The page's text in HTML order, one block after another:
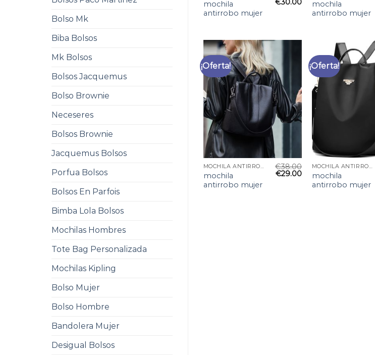
Bolso Mk
Biba Bolsos
Mk Bolsos
Bolsos Jacquemus
Bolso Brownie
Neceseres
Bolsos Brownie
Jacquemus Bolsos
Porfua Bolsos
Bolsos En Parfois
Bimba Lola Bolsos
Mochilas Hombres
Tote Bag Personalizada
Mochilas Kipling
Bolso Mujer
Bolso Hombre
Bandolera Mujer
Desigual Bolsos
mochila
antirrobo mujer
€30.00
mochila
antirrobo mujer
¡Oferta!
MOCHILA ANTIRROBO MUJER
mochila
antirrobo mujer
€38.00
€29.00
¡Oferta!
MOCHILA ANTIRROBO MUJER
mochila
antirrobo mujer